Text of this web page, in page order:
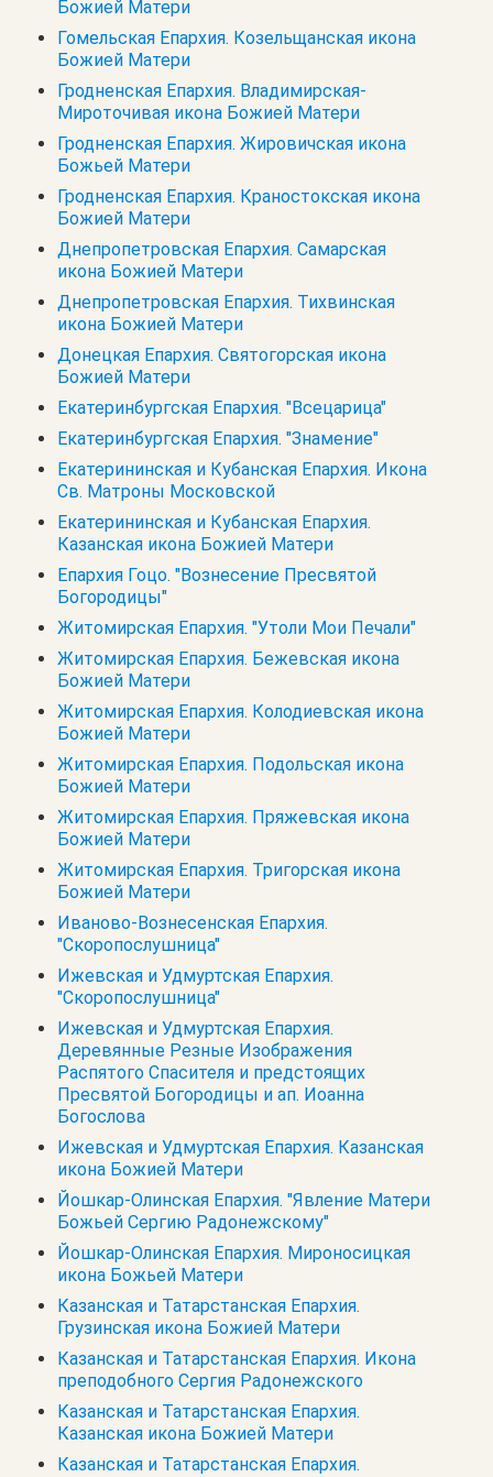
Божией Матери
Гомельская Епархия. Козельщанская икона
Божией Матери
Гродненская Епархия. Владимирская-
Мироточивая икона Божией Матери
Гродненская Епархия. Жировичская икона
Божьей Матери
Гродненская Епархия. Краностокская икона
Божией Матери
Днепропетровская Епархия. Самарская
икона Божией Матери
Днепропетровская Епархия. Тихвинская
икона Божией Матери
Донецкая Епархия. Святогорская икона
Божией Матери
Екатеринбургская Епархия. "Всецарица"
Екатеринбургская Епархия. "Знамение"
Екатерининская и Кубанская Епархия. Икона
Св. Матроны Московской
Екатерининская и Кубанская Епархия.
Казанская икона Божией Матери
Епархия Гоцо. "Вознесение Пресвятой
Богородицы"
Житомирская Епархия. "Утоли Мои Печали"
Житомирская Епархия. Бежевская икона
Божией Матери
Житомирская Епархия. Колодиевская икона
Божией Матери
Житомирская Епархия. Подольская икона
Божией Матери
Житомирская Епархия. Пряжевская икона
Божией Матери
Житомирская Епархия. Тригорская икона
Божией Матери
Иваново-Вознесенская Епархия.
"Скоропослушница"
Ижевская и Удмуртская Епархия.
"Скоропослушница"
Ижевская и Удмуртская Епархия.
Деревянные Резные Изображения
Распятого Спасителя и предстоящих
Пресвятой Богородицы и ап. Иоанна
Богослова
Ижевская и Удмуртская Епархия. Казанская
икона Божией Матери
Йошкар-Олинская Епархия. "Явление Матери
Божьей Сергию Радонежскому"
Йошкар-Олинская Епархия. Мироносицкая
икона Божьей Матери
Казанская и Татарстанская Епархия.
Грузинская икона Божией Матери
Казанская и Татарстанская Епархия. Икона
преподобного Сергия Радонежского
Казанская и Татарстанская Епархия.
Казанская икона Божией Матери
Казанская и Татарстанская Епархия.